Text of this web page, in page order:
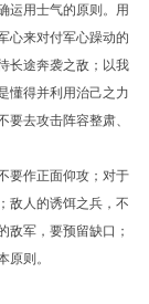
运用士气的原则。用
心来对付军心躁动的
长途奔袭之敌；以我
懂得并利用治己之力
去攻击阵容整肃、
要作正面仰攻；对于
敌人的诱饵之兵，不
敌军，要预留缺口；
原则。